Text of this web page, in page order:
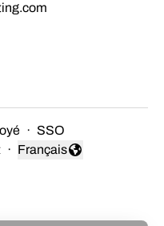
· SSO
·
Changer la langue
Français